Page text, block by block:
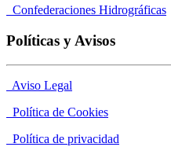
Confederaciones Hidrográficas
Políticas y Avisos
Aviso Legal
Política de Cookies
Política de privacidad